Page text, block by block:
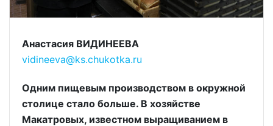
Анастасия ВИДИНЕЕВА
vidineeva@ks.chukotka.ru
Одним пищевым производством в окружной
столице стало больше. В хозяйстве
Макатровых, известном выращиванием в